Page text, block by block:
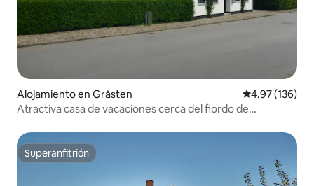
Alojamiento en Gråsten Calificación
4.97 (136)
Atractiva casa de vacaciones cerca del fiordo de
Superanfitrión
Superanfitrión